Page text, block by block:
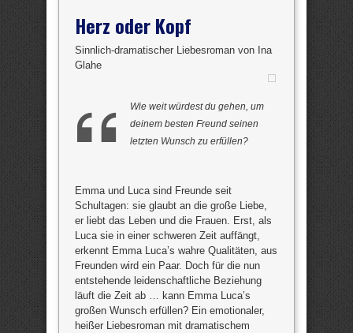
Herz oder Kopf
Sinnlich-dramatischer Liebesroman von Ina
Glahe
Wie weit würdest du gehen, um
deinem besten Freund seinen
letzten Wunsch zu erfüllen?
Emma und Luca sind Freunde seit
Schultagen: sie glaubt an die große Liebe,
er liebt das Leben und die Frauen. Erst, als
Luca sie in einer schweren Zeit auffängt,
erkennt Emma Luca’s wahre Qualitäten, aus
Freunden wird ein Paar. Doch für die nun
entstehende leidenschaftliche Beziehung
läuft die Zeit ab … kann Emma Luca’s
großen Wunsch erfüllen? Ein emotionaler,
heißer Liebesroman mit dramatischem